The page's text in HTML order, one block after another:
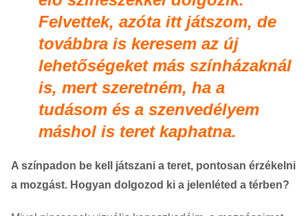
Felvettek, azóta itt játszom, de
továbbra is keresem az új
lehetőségeket más színházaknál
is, mert szeretném, ha a
tudásom és a szenvedélyem
máshol is teret kaphatna.
A színpadon be kell játszani a teret, pontosan érzékelni
a mozgást. Hogyan dolgozod ki a jelenléted a térben?